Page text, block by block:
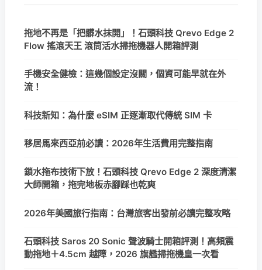
拖地不再是「把髒水抹開」！石頭科技 Qrevo Edge 2
Flow 搖滾天王 滾筒活水掃拖機器人開箱評測
手機安全健檢：這幾個設定沒關，個資可能早就在外
流！
科技新知：為什麼 eSIM 正逐漸取代傳統 SIM 卡
移居馬來西亞前必讀：2026年生活費用完整指南
鎖水拖布技術下放！石頭科技 Qrevo Edge 2 深度清潔
大師開箱，拖完地板赤腳踩也乾爽
2026年美國旅行指南：台灣旅客出發前必讀完整攻略
石頭科技 Saros 20 Sonic 聲波騎士開箱評測！高頻震
動拖地＋4.5cm 越障，2026 旗艦掃拖機皇一次看